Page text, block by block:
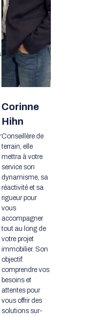
Corinne
Hihn
Conseillère de
terrain, elle
mettra à votre
service son
dynamisme, sa
réactivité et sa
rigueur pour
vous
accompagner
tout au long de
votre projet
immobilier. Son
objectif:
comprendre vos
besoins et
attentes pour
vous offrir des
solutions sur-